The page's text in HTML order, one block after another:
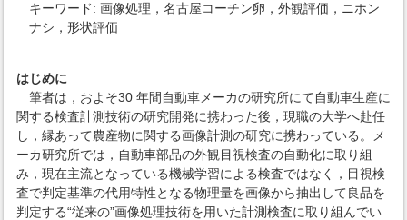
キーワード: 画像処理，名古屋コーチン卵，外観評価，ニホン
ナシ，形状評価
はじめに
筆者は，およそ30 年間自動車メーカの研究所にて自動車生産に
関する検査計測技術の研究開発に携わった後，現職の大学へ赴任
し，縁あって農産物に関する画像計測の研究に携わっている。メ
ーカ研究所では，自動車部品の外観目視検査の自動化に取り組
み，現在主流となっている機械学習による検査ではなく，目視検
査で判定基準の代用特性となる物理量を画像から抽出して良品を
判定する“従来の”画像処理技術を用いた計測検査に取り組んでい